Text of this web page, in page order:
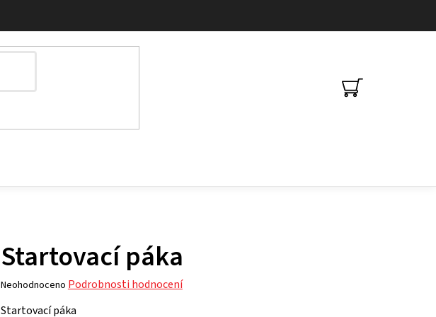
NÁKUPNÍ
Startovací páka
Průměrné
Neohodnoceno Podrobnosti hodnocení
Startovací páka